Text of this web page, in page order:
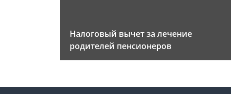
Налоговый вычет за лечение
родителей пенсионеров